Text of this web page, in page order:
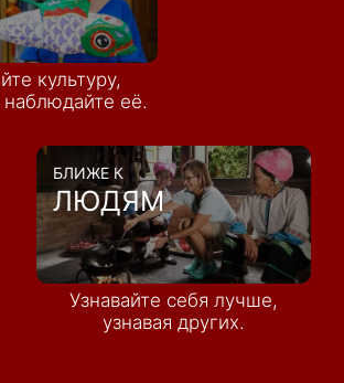
культуру,
её.
БЛИЖЕ К
ЛЮДЯМ
Узнавайте себя лучше,
узнавая других.